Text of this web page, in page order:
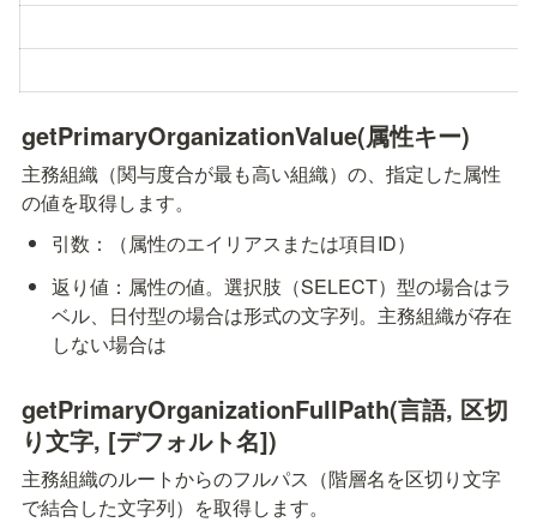
getPrimaryOrganizationValue(属性キー)
主務組織（関与度合が最も高い組織）の、指定した属性
の値を取得します。
引数：
（属性のエイリアスまたは項目ID）
返り値：属性の値。選択肢（SELECT）型の場合はラ
ベル、日付型の場合は形式の文字列。主務組織が存在
しない場合は
getPrimaryOrganizationFullPath(言語, 区切
り文字, [デフォルト名])
主務組織のルートからのフルパス（階層名を区切り文字
で結合した文字列）を取得します。